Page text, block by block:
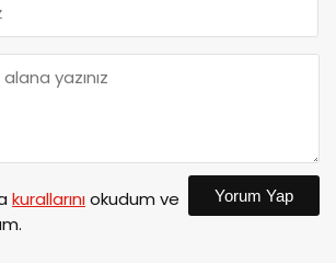
kurallarınıokudum ve
Yorum Yap